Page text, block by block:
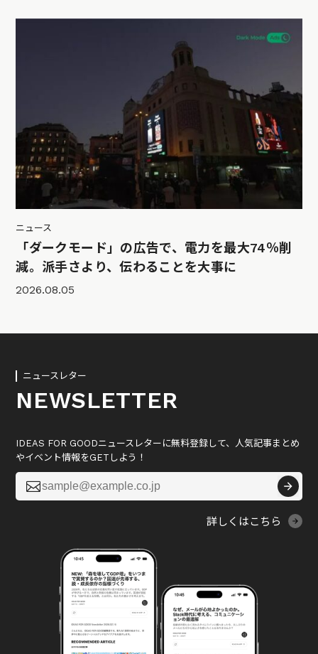
ニュース
「ダークモード」の広告で、電力を最大74％削
減。派手さより、伝わることを大事に
2026.08.05
ニュースレター
NEWSLETTER
IDEAS FOR GOODニュースレターに無料登録して、人気記事まとめ
やイベント情報をGETしよう！

詳しくはこちら